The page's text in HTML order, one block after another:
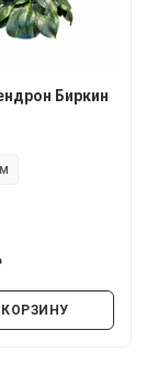
Биркин
КОРЗИНУ